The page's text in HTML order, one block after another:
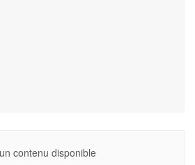
contenu disponible